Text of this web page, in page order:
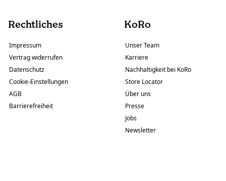
Rechtliches
Impressum
Vertrag widerrufen
Datenschutz
Cookie-Einstellungen
AGB
Barrierefreiheit
KoRo
Unser Team
Karriere
Nachhaltigkeit bei KoRo
Store Locator
Über uns
Presse
Jobs
Newsletter